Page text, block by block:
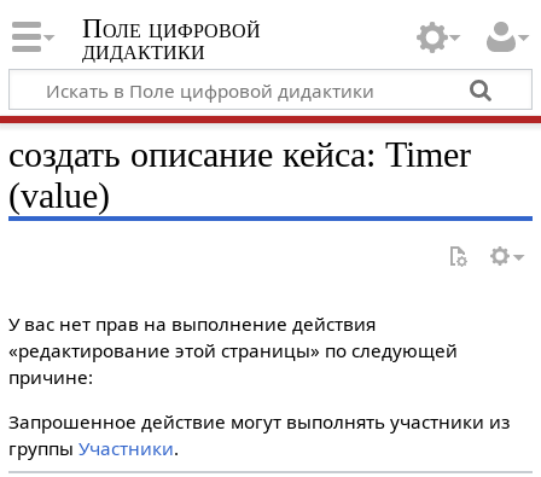
Поле цифровой
дидактики
создать описание кейса: Timer
(value)
У вас нет прав на выполнение действия
«редактирование этой страницы» по следующей
причине:
Запрошенное действие могут выполнять участники из
группы Участники.